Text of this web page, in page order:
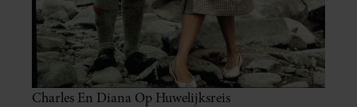
Charles En Diana Op Huwelijksreis